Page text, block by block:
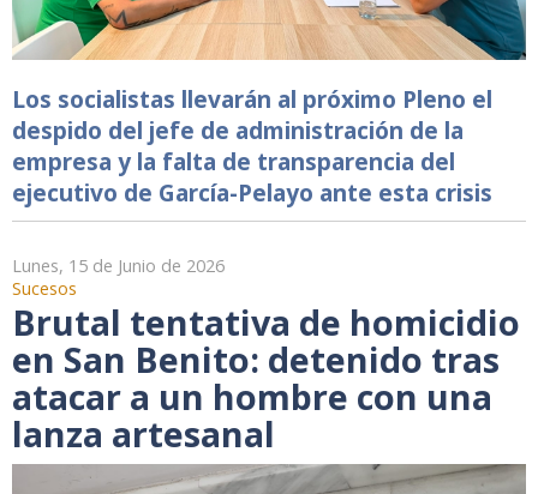
Los socialistas llevarán al próximo Pleno el
despido del jefe de administración de la
empresa y la falta de transparencia del
ejecutivo de García-Pelayo ante esta crisis
Lunes, 15 de Junio de 2026
Sucesos
Brutal tentativa de homicidio
en San Benito: detenido tras
atacar a un hombre con una
lanza artesanal